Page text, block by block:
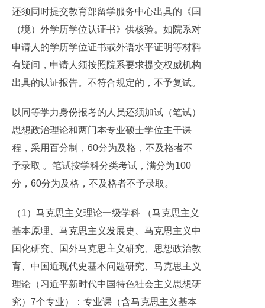
还须同时提交教育部留学服务中心出具的《国
（境）外学历学位认证书》供核验。如院系对
申请人的学历学位证书或外语水平证明等材料
有疑问，申请人须按照院系要求提交权威机构
出具的认证报告。不符合规定的，不予复试。
以同等学力身份报考的人员还须加试（笔试）
思想政治理论和两门本专业硕士学位主干课
程，采用百分制，60分为及格，不及格者不
予录取 。笔试按学科分类考试，满分为100
分，60分为及格，不及格者不予录取。
（1）马克思主义理论一级学科 （马克思主义
基本原理、马克思主义发展史、马克思主义中
国化研究、国外马克思主义研究、思想政治教
育、中国近现代史基本问题研究、马克思主义
理论（习近平新时代中国特色社会主义思想研
究）7个专业）：专业课（含马克思主义基本